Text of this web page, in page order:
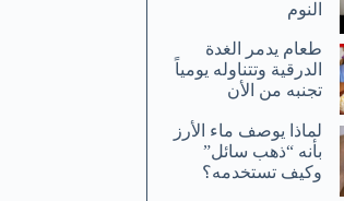
النوم
طعام يدمر الغدة
الدرقية وتتناوله يومياً
تجنبه من الأن
لماذا يوصف ماء الأرز
بأنه “ذهب سائل”
وكيف تستخدمه؟